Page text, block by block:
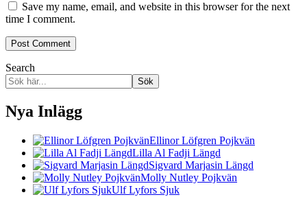
Save my name, email, and website in this browser for the next
time I comment.
Search
Sök
Nya Inlägg
Ellinor Löfgren Pojkvän
Lilla Al Fadji Längd
Sigvard Marjasin Längd
Molly Nutley Pojkvän
Ulf Lyfors Sjuk